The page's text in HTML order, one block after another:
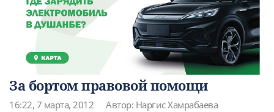
За бортом правовой помощи
16:22, 7 марта, 2012 Автор: Наргис Хамрабаева